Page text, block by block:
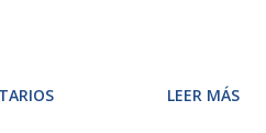
LEER MÁS